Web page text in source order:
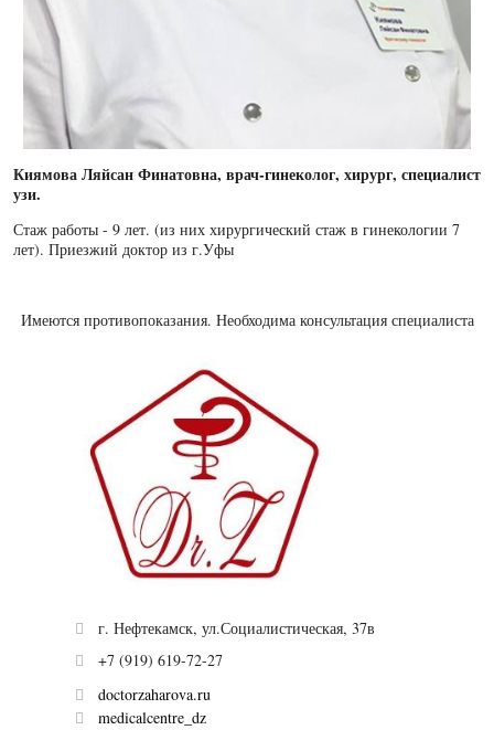
Киямова Ляйсан Финатовна, врач-гинеколог, хирург, специалист
узи.
Стаж работы - 9 лет. (из них хирургический стаж в гинекологии 7
лет). Приезжий доктор из г.Уфы
Имеются противопоказания. Необходима консультация специалиста
г. Нефтекамск, ул.Социалистическая, 37в
+7 (919) 619-72-27
doctorzaharova.ru
medicalcentre_dz